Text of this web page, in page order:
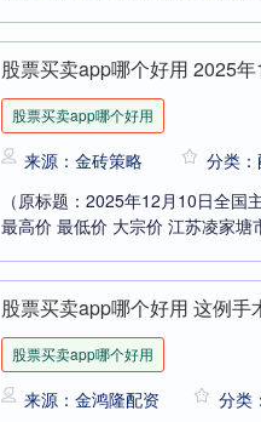
股票买卖app哪个好用 2025
股票买卖app哪个好用
来源：金砖策略 分类
（原标题：2025年12月10日全
最高价 最低价 大宗价 江苏凌家
股票买卖app哪个好用 这例手
股票买卖app哪个好用
来源：金鸿隆配资 分类